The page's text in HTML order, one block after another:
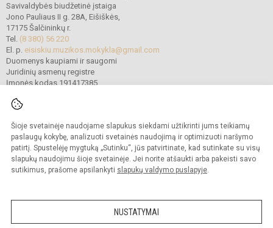
Šioje svetainėje naudojame slapukus siekdami užtikrinti jums teikiamų
paslaugų kokybę, analizuoti svetainės naudojimą ir optimizuoti naršymo
patirtį. Spustelėję mygtuką „Sutinku“, jūs patvirtinate, kad sutinkate su visų
slapukų naudojimu šioje svetainėje. Jei norite atšaukti arba pakeisti savo
sutikimus, prašome apsilankyti slapukų valdymo puslapyje.
NUSTATYMAI
Savivaldybės biudžetinė įstaiga
Jono Pauliaus II g. 28A, Eišiškės,
17175 Šalčininkų r.
Tel. (8 380) 56 220
El. p. eisiskiu.muzikos.mokykla@gmail.com
Duomenys kaupiami ir saugomi
Juridinių asmenų registre
Įmonės kodas 191417385
© 2022. Šalčininkų r. Eišiškių muzikos mokykla. Visos teisės saugomos.
Kopijuoti turinį be raštiško mokyklos vadovybės sutikimo griežtai draudžiama.
Prieinamumo paraiška Slapukų politika
Sumanus būdas atnaujinti